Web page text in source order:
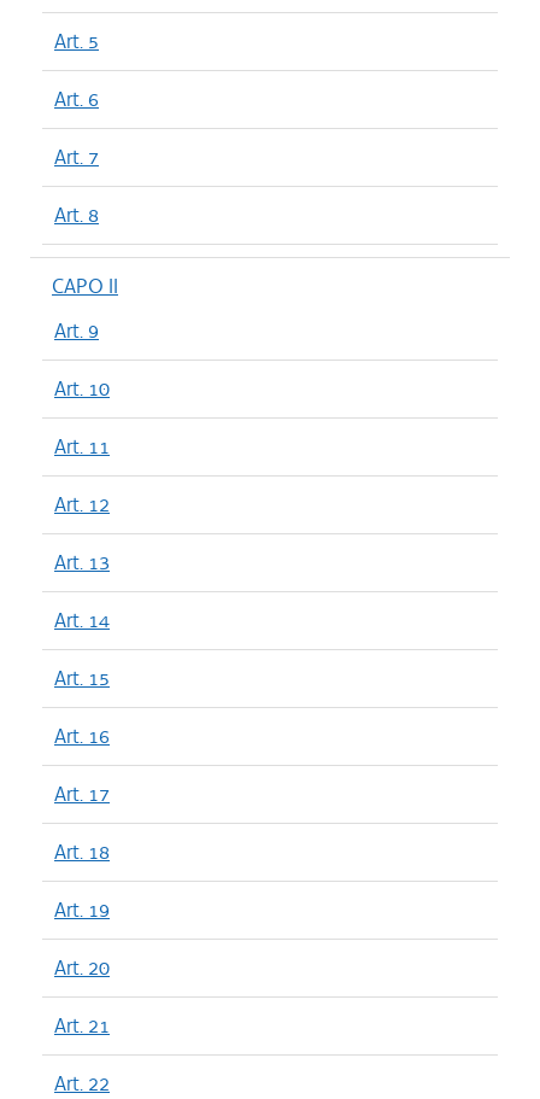
Art. 5
Art. 6
Art. 7
Art. 8
CAPO II
Art. 9
Art. 10
Art. 11
Art. 12
Art. 13
Art. 14
Art. 15
Art. 16
Art. 17
Art. 18
Art. 19
Art. 20
Art. 21
Art. 22